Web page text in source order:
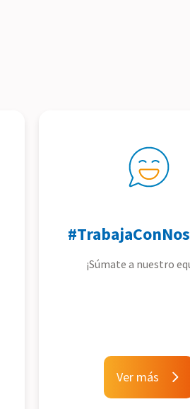
¡Súmate a nuestro
Ver más